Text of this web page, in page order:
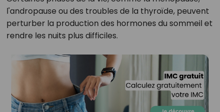
l'andropause ou des troubles de la thyroïde, peuvent
perturber la production des hormones du sommeil et
rendre les nuits plus difficiles.